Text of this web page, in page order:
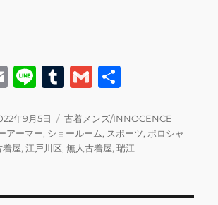
E
ai
l
Li
e
T
m
bl
G
ai
l
年9月5日
カ
テ
ゴ
古着メンズ/INNOCENCE
アーマー, ショールーム, スポーツ,ポロシャ
着屋,江戸川区,無人古着屋,瑞江